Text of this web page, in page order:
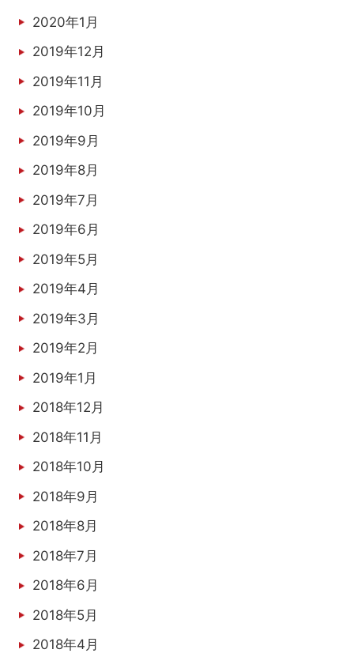
2020年1月
2019年12月
2019年11月
2019年10月
2019年9月
2019年8月
2019年7月
2019年6月
2019年5月
2019年4月
2019年3月
2019年2月
2019年1月
2018年12月
2018年11月
2018年10月
2018年9月
2018年8月
2018年7月
2018年6月
2018年5月
2018年4月